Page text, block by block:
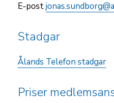
E-post
Stadgar
Ålands Telefon stadgar
Priser